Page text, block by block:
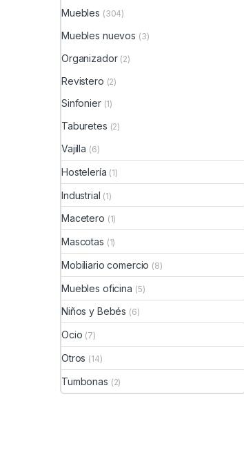
Muebles (304)
Muebles nuevos (3)
Organizador (2)
Revistero (2)
Sinfonier (1)
Taburetes (2)
Vajilla (6)
Hostelería (1)
Industrial (1)
Macetero (1)
Mascotas (1)
Mobiliario comercio (8)
Muebles oficina (5)
Niños y Bebés (6)
Ocio (7)
Otros (14)
Tumbonas (2)